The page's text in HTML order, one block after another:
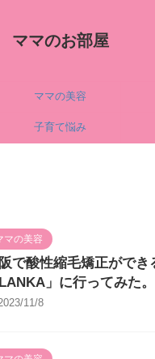
ママのお部屋
ママの美容
子育て悩み
マの美容
で酸性縮毛矯正ができ
LANKA」に行ってみた。
11/8